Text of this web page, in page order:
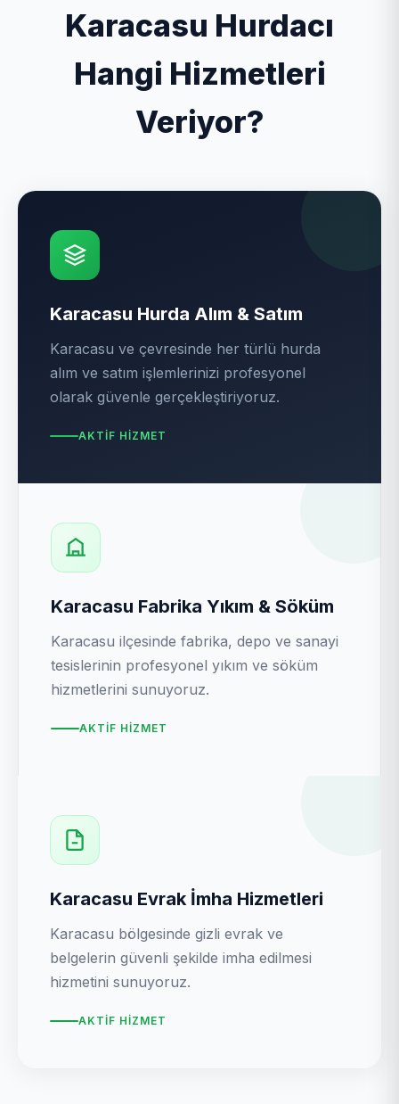
Karacasu Hurdacı
Hangi Hizmetleri
Veriyor?
Karacasu Hurda Alım & Satım
Karacasu ve çevresinde her türlü hurda
alım ve satım işlemlerinizi profesyonel
olarak güvenle gerçekleştiriyoruz.
AKTIF HIZMET
Karacasu Fabrika Yıkım & Söküm
Karacasu ilçesinde fabrika, depo ve sanayi
tesislerinin profesyonel yıkım ve söküm
hizmetlerini sunuyoruz.
AKTIF HIZMET
Karacasu Evrak İmha Hizmetleri
Karacasu bölgesinde gizli evrak ve
belgelerin güvenli şekilde imha edilmesi
hizmetini sunuyoruz.
AKTIF HIZMET